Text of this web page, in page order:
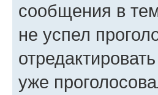
сообщения в
не успел
уже